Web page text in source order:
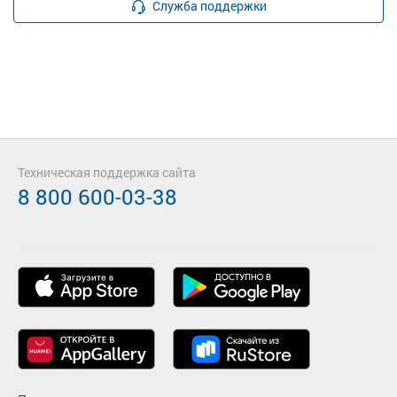
Служба поддержки
Техническая поддержка сайта
8 800 600-03-38